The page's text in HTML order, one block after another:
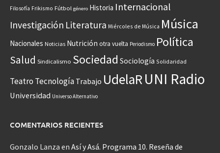
Filosofía Frikismo Fútbol género Historia Internacional
Investigación Literatura Miércoles de Música Música
Nacionales Noticias Nutrición otra vuelta Periodismo Política
Salud Sindicalismo Sociedad Sociología Solidaridad
Teatro Tecnología Trabajo UdelaRUNI Radio
Universidad Universo Alternativo
COMENTARIOS RECIENTES
Gonzalo Lanza en Así y Asá. Programa 10. Reseña de